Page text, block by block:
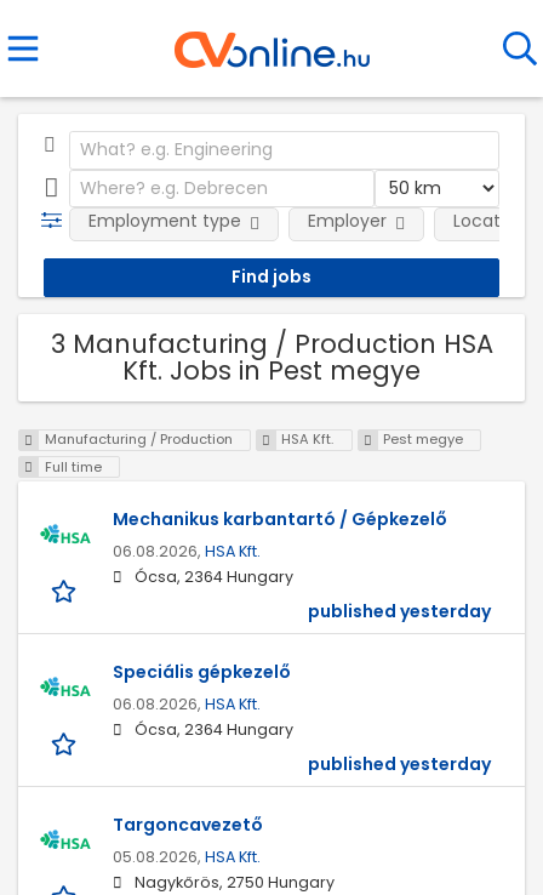
Employment type Employer Location
3 Manufacturing / Production HSA
Kft. Jobs in Pest megye
Manufacturing / Production HSA Kft.
Pest megye
Full time
Mechanikus karbantartó / Gépkezelő
06.08.2026, HSA Kft.
Ócsa, 2364 Hungary
published yesterday
Speciális gépkezelő
06.08.2026, HSA Kft.
Ócsa, 2364 Hungary
published yesterday
Targoncavezető
05.08.2026, HSA Kft.
Nagykőrös, 2750 Hungary